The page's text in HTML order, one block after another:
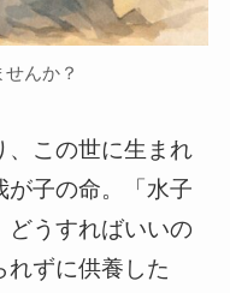
んか？
、この世に生まれ
が子の命。「水子
どうすればいいの
れずに供養した